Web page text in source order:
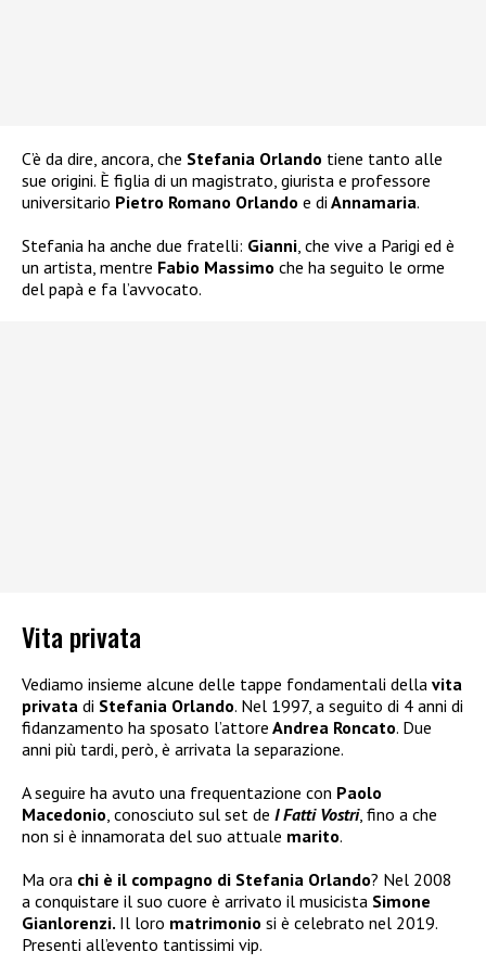
C’è da dire, ancora, che Stefania Orlando tiene tanto alle
sue origini. È figlia di un magistrato, giurista e professore
universitario Pietro Romano Orlando e di Annamaria.
Stefania ha anche due fratelli: Gianni , che vive a Parigi ed è
un artista, mentre Fabio Massimo che ha seguito le orme
del papà e fa l’avvocato.
Vita privata
Vediamo insieme alcune delle tappe fondamentali della vita
privata di Stefania Orlando. Nel 1997, a seguito di 4 anni di
fidanzamento ha sposato l’attore Andrea Roncato. Due
anni più tardi, però, è arrivata la separazione.
A seguire ha avuto una frequentazione con Paolo
Macedonio, conosciuto sul set de I Fatti Vostri, fino a che
non si è innamorata del suo attuale marito.
Ma ora chi è il compagno di Stefania Orlando? Nel 2008
a conquistare il suo cuore è arrivato il musicista Simone
Gianlorenzi. Il loro matrimonio si è celebrato nel 2019.
Presenti all’evento tantissimi vip.